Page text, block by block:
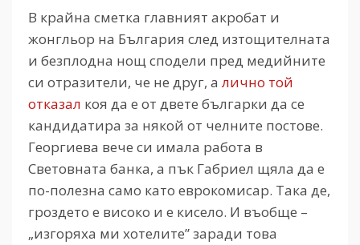
В крайна сметка главният акробат и
жонгльор на България след изтощителната
и безплодна нощ сподели пред медийните
си отразители, че не друг, а лично той
отказал коя да е от двете българки да се
кандидатира за някой от челните постове.
Георгиева вече си имала работа в
Световната банка, а пък Габриел щяла да е
по-полезна само като еврокомисар. Така де,
гроздето е високо и е кисело. И въобще –
„изгоряха ми хотелите” заради това